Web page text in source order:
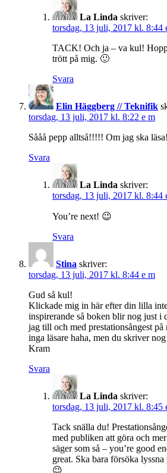
La Linda skriver:
torsdag, 13 juli, 2017 kl. 8:44
TACK! Och ja – va kul!
trött på mig. 🙂
Svara
Elin Häggberg // Teknifik
torsdag, 13 juli, 2017 kl. 8:22 e m
Sååå pepp alltså!!!!! Om jag ska läsa!
Svara
La Linda skriver:
torsdag, 13 juli, 2017 kl. 8:44
You’re next! 😉
Svara
Stina skriver:
torsdag, 13 juli, 2017 kl. 8:44 e m
Gud så kul!
Klickade mig in här efter din lilla
inspirerande så boken blir nog just i
jag till och med prestationsångest
inga läsare haha, men du skriver
Kram
Svara
La Linda skriver:
torsdag, 13 juli, 2017 kl. 8:45
Tack snälla du!
med publiken att göra och
säger som så – you’re good
great. Ska bara försöka
😉